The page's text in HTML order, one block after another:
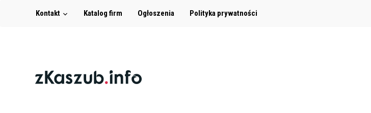
Kontakt Katalog firm Ogłoszenia Polityka prywatności